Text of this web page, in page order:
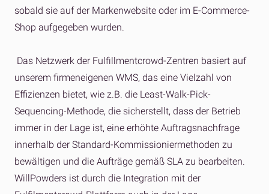
sobald sie auf der Markenwebsite oder im E-Commerce-
Shop aufgegeben wurden.
Das Netzwerk der Fulfillmentcrowd-Zentren basiert auf
unserem firmeneigenen WMS, das eine Vielzahl von
Effizienzen bietet, wie z.B. die Least-Walk-Pick-
Sequencing-Methode, die sicherstellt, dass der Betrieb
immer in der Lage ist, eine erhöhte Auftragsnachfrage
innerhalb der Standard-Kommissioniermethoden zu
bewältigen und die Aufträge gemäß SLA zu bearbeiten.
WillPowders ist durch die Integration mit der